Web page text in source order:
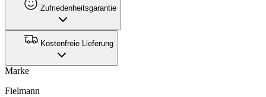
Zufriedenheitsgarantie
Kostenfreie Lieferung
Marke
Fielmann